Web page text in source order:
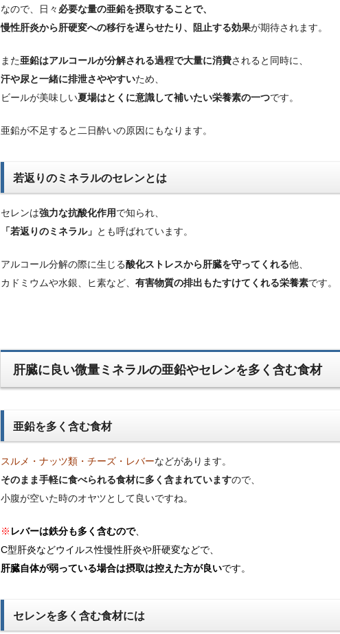
なので、日々 必要な量の亜鉛を摂取することで、
慢性肝炎から肝硬変への移行を遅らせたり、 阻止する効果が期待されます。
また亜鉛はアルコールが分解される過程で大量に消費されると同時に、
汗や尿と一緒に排泄さややすいため、
ビールが美味しい夏場はとくに意識して補いたい栄養素の一つです。
亜鉛が不足すると二日酔いの原因にもなります。
若返りのミネラルのセレンとは
セレンは強力な抗酸化作用で知られ、
「若返りのミネラル」 とも呼ばれています。
アルコール分解の際に生じる酸化ストレスから肝臓を守ってくれる他、
カドミウムや水銀、ヒ素など、 有害物質の排出もたすけてくれる栄養素です。
肝臓に良い微量ミネラルの亜鉛やセレンを多く含む食材
亜鉛を多く含む食材
スルメ・ ナッツ類・ チーズ・ レバーなどがあります。
そのまま手軽に食べられる食材に多く含まれていますので、
小腹が空いた時のオヤツとして良いですね。
※ レバーは鉄分も多く含むので、
C型肝炎などウイルス性慢性肝炎や肝硬変などで、
肝臓自体が弱っている場合は摂取は控えた方が良いです。
セレンを多く含む食材には